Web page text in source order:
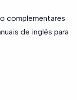
complementares
de inglês para